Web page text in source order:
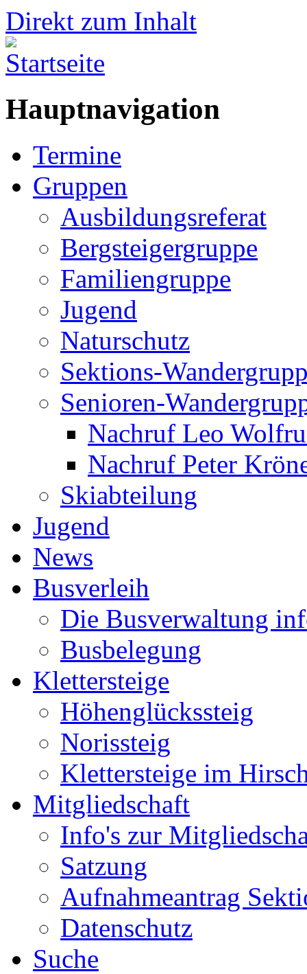
Direkt zum Inhalt
Hauptnavigation
Termine
Gruppen
Ausbildungsreferat
Bergsteigergruppe
Familiengruppe
Jugend
Naturschutz
Sektions-
Senioren-
Nachruf Leo
Nachruf Peter
Skiabteilung
Jugend
News
Busverleih
Die Busverwaltung
Busbelegung
Klettersteige
Höhenglückssteig
Norissteig
Klettersteige im
Mitgliedschaft
Info's zur
Satzung
Aufnahmeantrag
Datenschutz
Suche